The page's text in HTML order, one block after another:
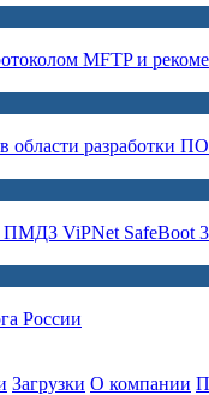
MFTP и
разработки ПО
ПМДЗ ViPNet SafeBoot 3
России
Загрузки О компании